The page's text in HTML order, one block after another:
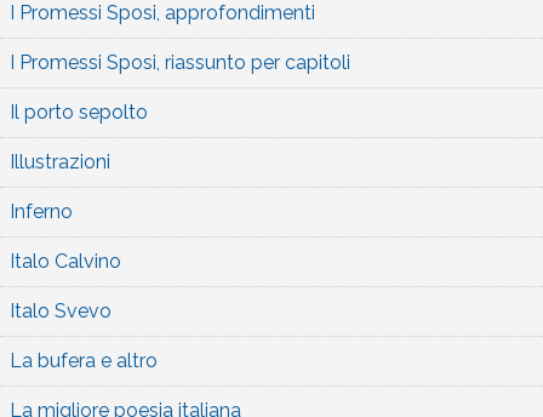
I Promessi Sposi, approfondimenti
I Promessi Sposi, riassunto per capitoli
Il porto sepolto
Illustrazioni
Inferno
Italo Calvino
Italo Svevo
La bufera e altro
La migliore poesia italiana